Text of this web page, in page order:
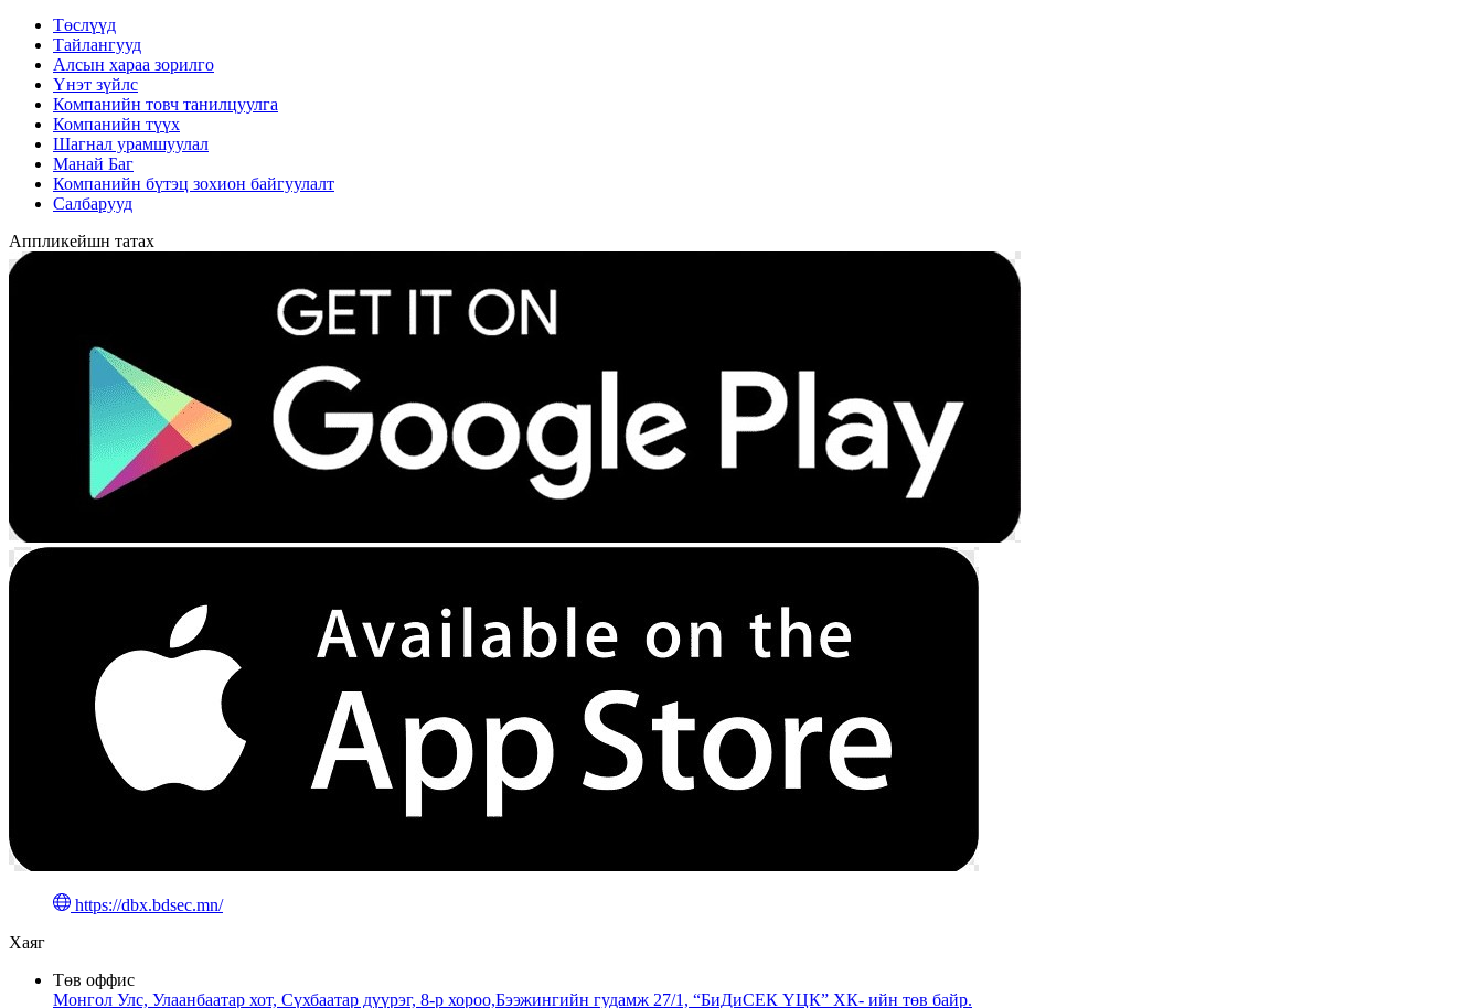
Төслүүд
Тайлангууд
Алсын хараа зорилго
Үнэт зүйлс
Компанийн товч танилцуулга
Компанийн түүх
Шагнал урамшуулал
Манай Баг
Компанийн бүтэц зохион байгуулалт
Салбарууд
Аппликейшн татах
https://dbx.bdsec.mn/
Хаяг
Төв оффис
Монгол Улс, Улаанбаатар хот, Сүхбаатар дүүрэг, 8-р хороо,Бээжингийн гудамж 27/1, “БиДиСЕК ҮЦК” ХК- ийн төв байр.